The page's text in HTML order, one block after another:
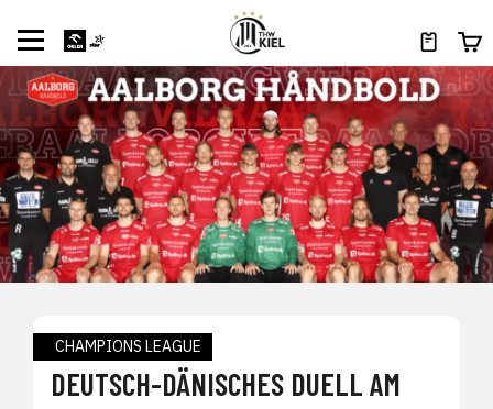
CHAMPIONS LEAGUE
DEUTSCH-DÄNISCHES DUELL AM